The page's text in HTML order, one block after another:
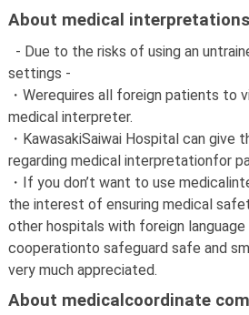
About medical
- Due to the risks of using an
settings -
・ Werequires all foreign patients to
medical interpreter.
・ KawasakiSaiwai Hospital can give
regarding medical interpretationfor
・ If you don’t want to use
the interest of ensuring medical
other hospitals with foreign language
cooperationto safeguard safe and
very much appreciated.
About medicalcoordinate